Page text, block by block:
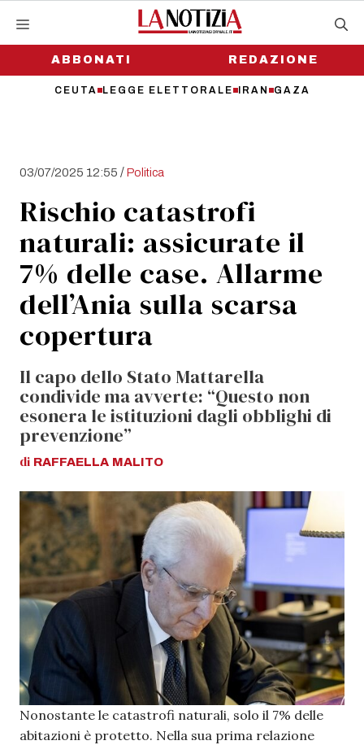
contenutoABBONATI
CEUTA LEGGE ELETTORALE IRAN GAZA
REDAZIONE
03/07/2025 12:55 /Politica
Rischio catastrofi
naturali: assicurate il
7% delle case. Allarme
dell’Ania sulla scarsa
copertura
Il capo dello Stato Mattarella
condivide ma avverte: “Questo non
esonera le istituzioni dagli obblighi di
prevenzione”
di RAFFAELLA MALITO
Nonostante le catastrofi naturali, solo il 7% delle
abitazioni è protetto. Nella sua prima relazione